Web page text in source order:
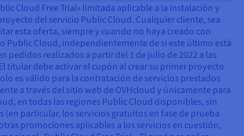
Cloud Free Trial» limitada aplicable a la instalación y
del servicio Public Cloud. Cualquier cliente, sea
esta oferta, siempre y cuando no haya creado con
Public Cloud, independientemente de si este último está
pedidos realizados a partir del 1 de julio de 2022 a las
titular debe activar el cupón al crear su primer proyecto
es válido para la contratación de servicios prestados
a través del sitio web de OVHcloud y únicamente para
en todas las regiones Public Cloud disponibles, sin
(en particular, los servicios gratuitos en fase de prueba
promociones aplicables a los servicios en cuestión,